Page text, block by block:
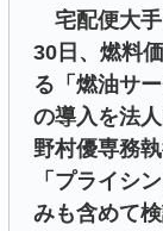
宅配便大手
30日、燃料
る「燃油サ
の導入を法
野村優専務
「プライシ
みも含めて